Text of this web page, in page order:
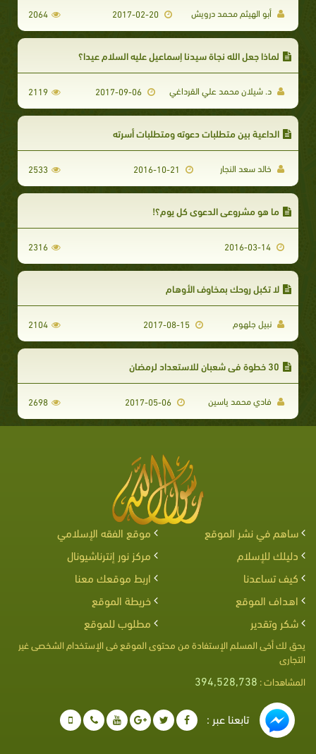
أبو الهيثم محمد درويش 2017-02-20
2064
لماذا جعل الله نجاة سيدنا إسماعيل عليه السلام عيدا؟
د. شيلان محمد علي القرداغي 2119
الداعية بين متطلبات دعوته ومتطلبات أسرته
خالد سعد النجار 2533
ما هو مشروعي الدعوي كل يوم؟!
2316
لا تكبل روحك بمخاوف الأوهام
نبيل جلهوم 2017-08-15
2104
30 خطوة في شعبان للاستعداد لرمضان
فادي محمد ياسين 2017-05-06
2698
ساهم في نشر الموقع
موقع الفقه الإسلامي
دليلك للإسلام
مركز نور إنترناشيونال
كيف تساعدنا
اربط موقعك معنا
اهداف الموقع
خريطة الموقع
شكر وتقدير
مطلوب للموقع
يحق لك أخى المسلم الإستفادة من محتوى الموقع فى الإستخدام الشخصى غير
التجارى
المشاهدات : 394,528,738
تابعنا عبر :